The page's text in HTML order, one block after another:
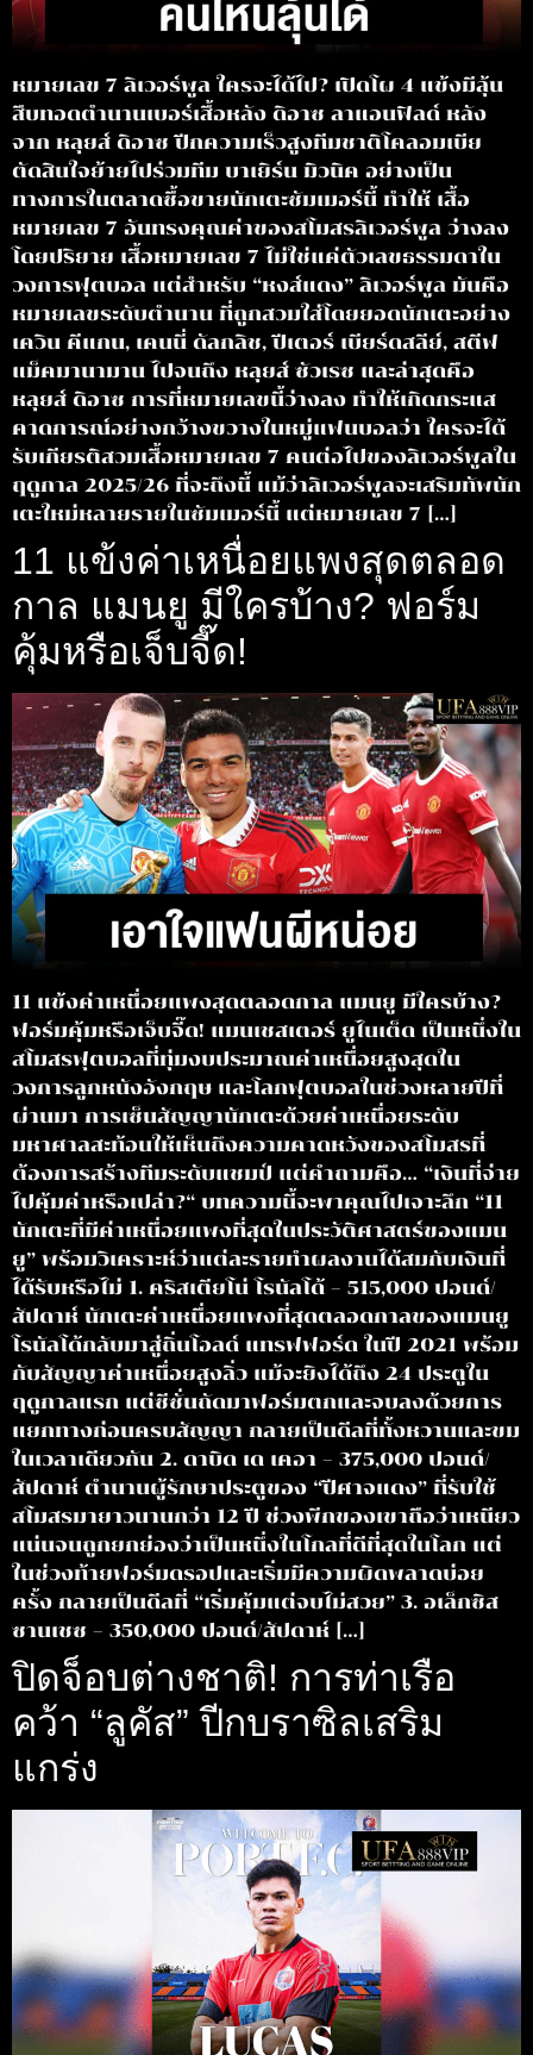
หมายเลข 7 ลิเวอร์พูล ใครจะได้ไป? เปิดโผ 4 แข้งมีลุ้น
สืบทอดตำนานเบอร์เสื้อหลัง ดิอาซ ลาแอนฟิลด์ หลัง
จาก หลุยส์ ดิอาซ ปีกความเร็วสูงทีมชาติโคลอมเบีย
ตัดสินใจย้ายไปร่วมทีม บาเยิร์น มิวนิค อย่างเป็น
ทางการในตลาดซื้อขายนักเตะซัมเมอร์นี้ ทำให้ เสื้อ
หมายเลข 7 อันทรงคุณค่าของสโมสรลิเวอร์พูล ว่างลง
โดยปริยาย เสื้อหมายเลข 7 ไม่ใช่แค่ตัวเลขธรรมดาใน
วงการฟุตบอล แต่สำหรับ “หงส์แดง” ลิเวอร์พูล มันคือ
หมายเลขระดับตำนาน ที่ถูกสวมใส่โดยยอดนักเตะอย่าง
เควิน คีแกน, เคนนี่ ดัลกลิช, ปีเตอร์ เบียร์ดสลีย์, สตีฟ
แม็คมานามาน ไปจนถึง หลุยส์ ซัวเรซ และล่าสุดคือ
หลุยส์ ดิอาซ การที่หมายเลขนี้ว่างลง ทำให้เกิดกระแส
คาดการณ์อย่างกว้างขวางในหมู่แฟนบอลว่า ใครจะได้
รับเกียรติสวมเสื้อหมายเลข 7 คนต่อไปของลิเวอร์พูลใน
ฤดูกาล 2025/26 ที่จะถึงนี้ แม้ว่าลิเวอร์พูลจะเสริมทัพนัก
เตะใหม่หลายรายในซัมเมอร์นี้ แต่หมายเลข 7 […]
11 แข้งค่าเหนื่อยแพงสุดตลอด
กาล แมนยู มีใครบ้าง? ฟอร์ม
คุ้มหรือเจ็บจี๊ด!
11 แข้งค่าเหนื่อยแพงสุดตลอดกาล แมนยู มีใครบ้าง?
ฟอร์มคุ้มหรือเจ็บจี๊ด! แมนเชสเตอร์ ยูไนเต็ด เป็นหนึ่งใน
สโมสรฟุตบอลที่ทุ่มงบประมาณค่าเหนื่อยสูงสุดใน
วงการลูกหนังอังกฤษ และโลกฟุตบอลในช่วงหลายปีที่
ผ่านมา การเซ็นสัญญานักเตะด้วยค่าเหนื่อยระดับ
มหาศาลสะท้อนให้เห็นถึงความคาดหวังของสโมสรที่
ต้องการสร้างทีมระดับแชมป์ แต่คำถามคือ… “เงินที่จ่าย
ไปคุ้มค่าหรือเปล่า?“ บทความนี้จะพาคุณไปเจาะลึก “11
นักเตะที่มีค่าเหนื่อยแพงที่สุดในประวัติศาสตร์ของแมน
ยู” พร้อมวิเคราะห์ว่าแต่ละรายทำผลงานได้สมกับเงินที่
ได้รับหรือไม่ 1. คริสเตียโน่ โรนัลโด้ – 515,000 ปอนด์/
สัปดาห์ นักเตะค่าเหนื่อยแพงที่สุดตลอดกาลของแมนยู
โรนัลโด้กลับมาสู่ถิ่นโอลด์ แทรฟฟอร์ด ในปี 2021 พร้อม
กับสัญญาค่าเหนื่อยสูงลิ่ว แม้จะยิงได้ถึง 24 ประตูใน
ฤดูกาลแรก แต่ซีซั่นถัดมาฟอร์มตกและจบลงด้วยการ
แยกทางก่อนครบสัญญา กลายเป็นดีลที่ทั้งหวานและขม
ในเวลาเดียวกัน 2. ดาบิด เด เคอา – 375,000 ปอนด์/
สัปดาห์ ตำนานผู้รักษาประตูของ “ปีศาจแดง” ที่รับใช้
สโมสรมายาวนานกว่า 12 ปี ช่วงพีกของเขาถือว่าเหนียว
แน่นจนถูกยกย่องว่าเป็นหนึ่งในโกลที่ดีที่สุดในโลก แต่
ในช่วงท้ายฟอร์มดรอปและเริ่มมีความผิดพลาดบ่อย
ครั้ง กลายเป็นดีลที่ “เริ่มคุ้มแต่จบไม่สวย” 3. อเล็กซิส
ซานเชซ – 350,000 ปอนด์/สัปดาห์ […]
ปิดจ็อบต่างชาติ! การท่าเรือ
คว้า “ลูคัส” ปีกบราซิลเสริม
แกร่ง